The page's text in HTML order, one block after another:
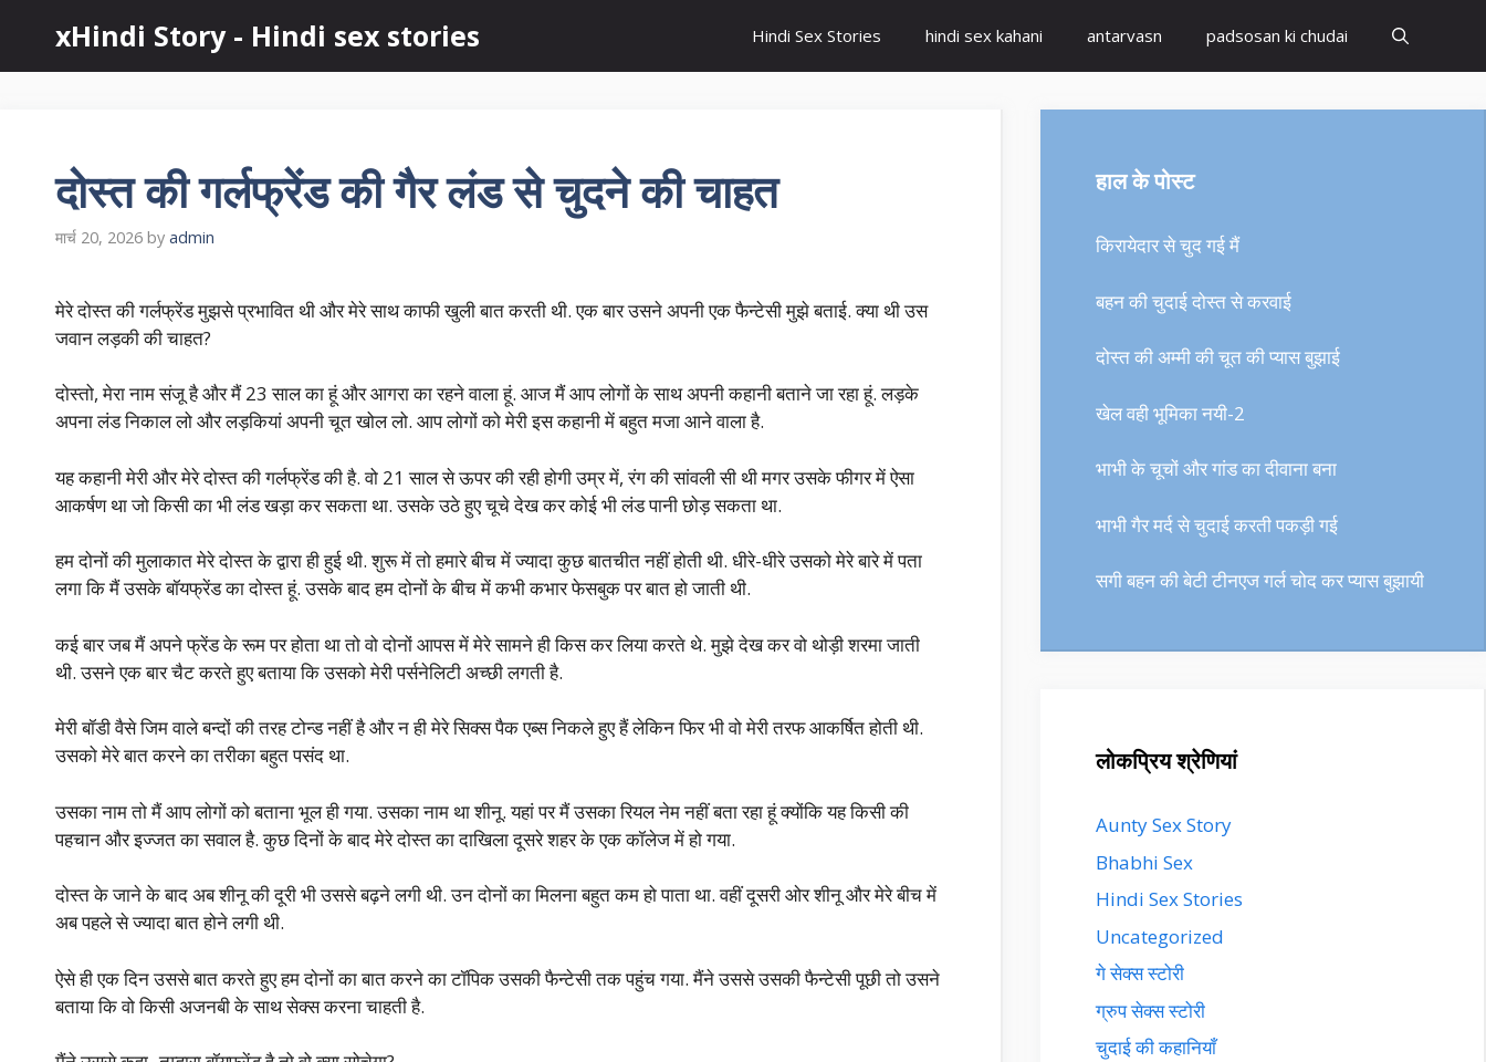
content
xHindi Story - Hindi sex stories Hindi Sex Stories hindi sex kahani antarvasn padsosan ki chudai
दोस्त की गर्लफ्रेंड की गैर लंड से चुदने की चाहत
मार्च 20, 2026 by admin
मेरे दोस्त की गर्लफ्रेंड मुझसे प्रभावित थी और मेरे साथ काफी खुली बात करती थी. एक बार उसने अपनी एक फैन्टेसी मुझे बताई. क्या थी उस
जवान लड़की की चाहत?
दोस्तो, मेरा नाम संजू है और मैं 23 साल का हूं और आगरा का रहने वाला हूं. आज मैं आप लोगों के साथ अपनी कहानी बताने जा रहा हूं. लड़के
अपना लंड निकाल लो और लड़कियां अपनी चूत खोल लो. आप लोगों को मेरी इस कहानी में बहुत मजा आने वाला है.
यह कहानी मेरी और मेरे दोस्त की गर्लफ्रेंड की है. वो 21 साल से ऊपर की रही होगी उम्र में, रंग की सांवली सी थी मगर उसके फीगर में ऐसा
आकर्षण था जो किसी का भी लंड खड़ा कर सकता था. उसके उठे हुए चूचे देख कर कोई भी लंड पानी छोड़ सकता था.
हम दोनों की मुलाकात मेरे दोस्त के द्वारा ही हुई थी. शुरू में तो हमारे बीच में ज्यादा कुछ बातचीत नहीं होती थी. धीरे-धीरे उसको मेरे बारे में पता
लगा कि मैं उसके बॉयफ्रेंड का दोस्त हूं. उसके बाद हम दोनों के बीच में कभी कभार फेसबुक पर बात हो जाती थी.
कई बार जब मैं अपने फ्रेंड के रूम पर होता था तो वो दोनों आपस में मेरे सामने ही किस कर लिया करते थे. मुझे देख कर वो थोड़ी शरमा जाती
थी. उसने एक बार चैट करते हुए बताया कि उसको मेरी पर्सनेलिटी अच्छी लगती है.
मेरी बॉडी वैसे जिम वाले बन्दों की तरह टोन्ड नहीं है और न ही मेरे सिक्स पैक एब्स निकले हुए हैं लेकिन फिर भी वो मेरी तरफ आकर्षित होती थी.
उसको मेरे बात करने का तरीका बहुत पसंद था.
उसका नाम तो मैं आप लोगों को बताना भूल ही गया. उसका नाम था शीनू. यहां पर मैं उसका रियल नेम नहीं बता रहा हूं क्योंकि यह किसी की
पहचान और इज्जत का सवाल है. कुछ दिनों के बाद मेरे दोस्त का दाखिला दूसरे शहर के एक कॉलेज में हो गया.
दोस्त के जाने के बाद अब शीनू की दूरी भी उससे बढ़ने लगी थी. उन दोनों का मिलना बहुत कम हो पाता था. वहीं दूसरी ओर शीनू और मेरे बीच में
अब पहले से ज्यादा बात होने लगी थी.
ऐसे ही एक दिन उससे बात करते हुए हम दोनों का बात करने का टॉपिक उसकी फैन्टेसी तक पहुंच गया. मैंने उससे उसकी फैन्टेसी पूछी तो उसने
बताया कि वो किसी अजनबी के साथ सेक्स करना चाहती है.
हाल के पोस्ट
किरायेदार से चुद गई मैं
बहन की चुदाई दोस्त से करवाई
दोस्त की अम्मी की चूत की प्यास बुझाई
खेल वही भूमिका नयी-2
भाभी के चूचों और गांड का दीवाना बना
भाभी गैर मर्द से चुदाई करती पकड़ी गई
सगी बहन की बेटी टीनएज गर्ल चोद कर प्यास बुझायी
लोकप्रिय श्रेणियां
Aunty Sex Story
Bhabhi Sex
Hindi Sex Stories
Uncategorized
गे सेक्स स्टोरी
ग्रुप सेक्स स्टोरी
चुदाई की कहानियाँ